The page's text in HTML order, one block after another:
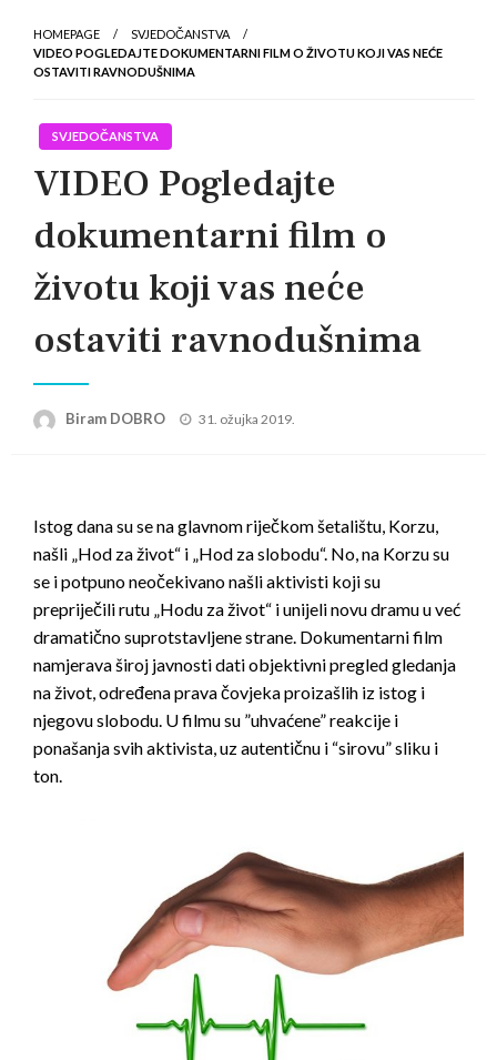
HOMEPAGE
SVJEDOČANSTVA
VIDEO POGLEDAJTE DOKUMENTARNI FILM O ŽIVOTU KOJI VAS NEĆE
OSTAVITI RAVNODUŠNIMA
SVJEDOČANSTVA
VIDEO Pogledajte
dokumentarni film o
životu koji vas neće
ostaviti ravnodušnima
Biram DOBRO
Posted
31. ožujka 2019.
Istog dana su se na glavnom riječkom šetalištu, Korzu,
našli „Hod za život“ i „Hod za slobodu“. No, na Korzu su
se i potpuno neočekivano našli aktivisti koji su
prepriječili rutu „Hodu za život“ i unijeli novu dramu u već
dramatično suprotstavljene strane. Dokumentarni film
namjerava široj javnosti dati objektivni pregled gledanja
na život, određena prava čovjeka proizašlih iz istog i
njegovu slobodu. U filmu su ”uhvaćene” reakcije i
ponašanja svih aktivista, uz autentičnu i “sirovu” sliku i
ton.